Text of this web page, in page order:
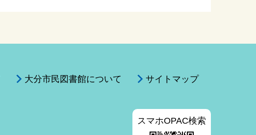
大分市民図書館について サイトマップ
スマホOPAC検索